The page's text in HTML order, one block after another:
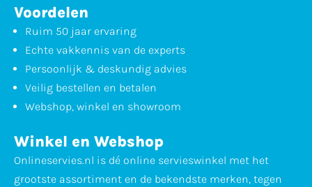
Voordelen
Ruim 50 jaar ervaring
Echte vakkennis van de experts
Persoonlijk & deskundig advies
Veilig bestellen en betalen
Webshop, winkel en showroom
Winkel en Webshop
Onlineservies.nl is dé online servieswinkel met het
grootste assortiment en de bekendste merken, tegen